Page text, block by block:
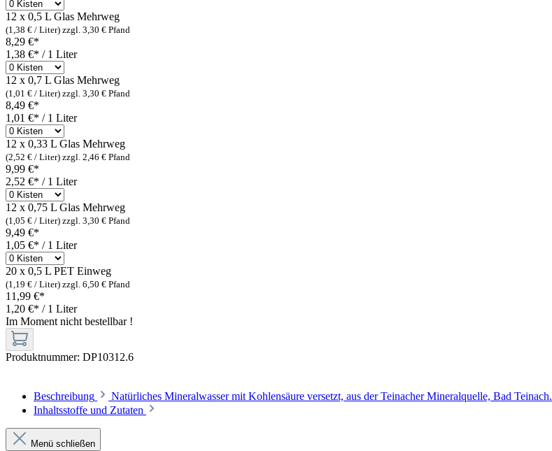
12 x 0,5 L Glas Mehrweg
(1,38 € / Liter) zzgl. 3,30 € Pfand
8,29 €*
1,38 €* / 1 Liter
12 x 0,7 L Glas Mehrweg
(1,01 € / Liter) zzgl. 3,30 € Pfand
8,49 €*
1,01 €* / 1 Liter
12 x 0,33 L Glas Mehrweg
(2,52 € / Liter) zzgl. 2,46 € Pfand
9,99 €*
2,52 €* / 1 Liter
12 x 0,75 L Glas Mehrweg
(1,05 € / Liter) zzgl. 3,30 € Pfand
9,49 €*
1,05 €* / 1 Liter
20 x 0,5 L PET Einweg
(1,19 € / Liter) zzgl. 6,50 € Pfand
11,99 €*
1,20 €* / 1 Liter
Im Moment nicht bestellbar !
Produktnummer: DP10312.6
Beschreibung
Natürliches Mineralwasser mit Kohlensäure versetzt, aus der Teinacher Mineralquelle, Bad Teinach.
Inhaltsstoffe und Zutaten
Menü schließen